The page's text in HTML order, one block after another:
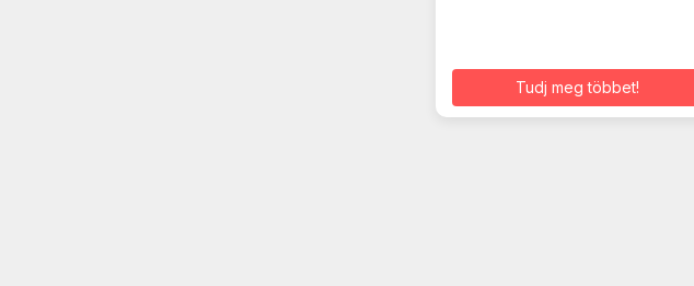
Tudj meg többet!